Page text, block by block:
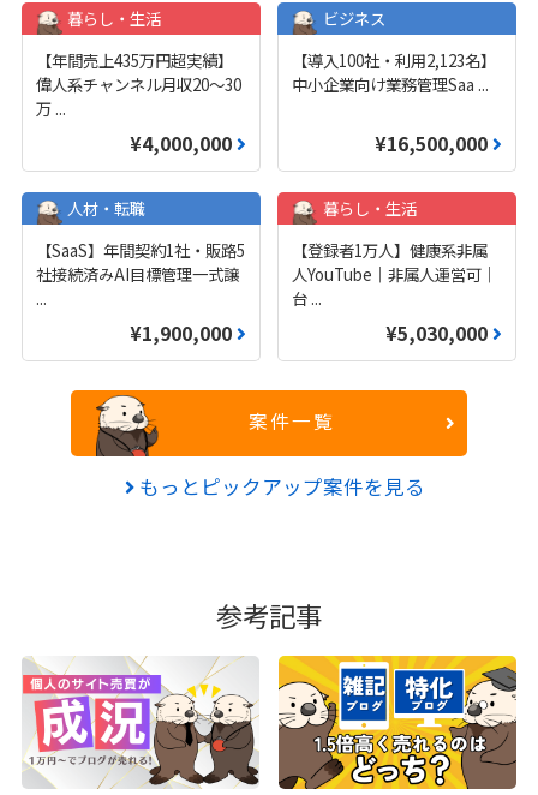
暮らし・生活
【年間売上435万円超実績】
偉人系チャンネル月収20～30
万 ...
¥4,000,000
ビジネス
【導入100社・利用2,123名】
中小企業向け業務管理Saa ...
¥16,500,000
人材・転職
【SaaS】年間契約1社・販路5
社接続済みAI目標管理一式譲
...
¥1,900,000
暮らし・生活
【登録者1万人】健康系非属
人YouTube｜非属人運営可｜
台 ...
¥5,030,000
案件一覧
もっとピックアップ案件を見る
参考記事